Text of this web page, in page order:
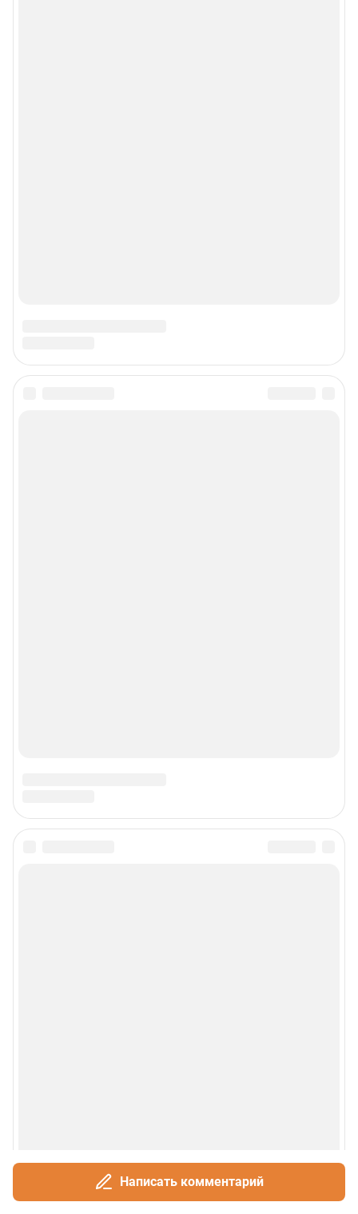
Написать комментарий